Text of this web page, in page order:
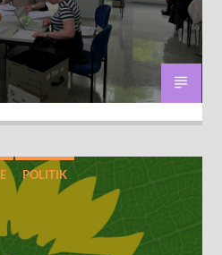
MHzSteinfurt103,9 MHz
POLITIK